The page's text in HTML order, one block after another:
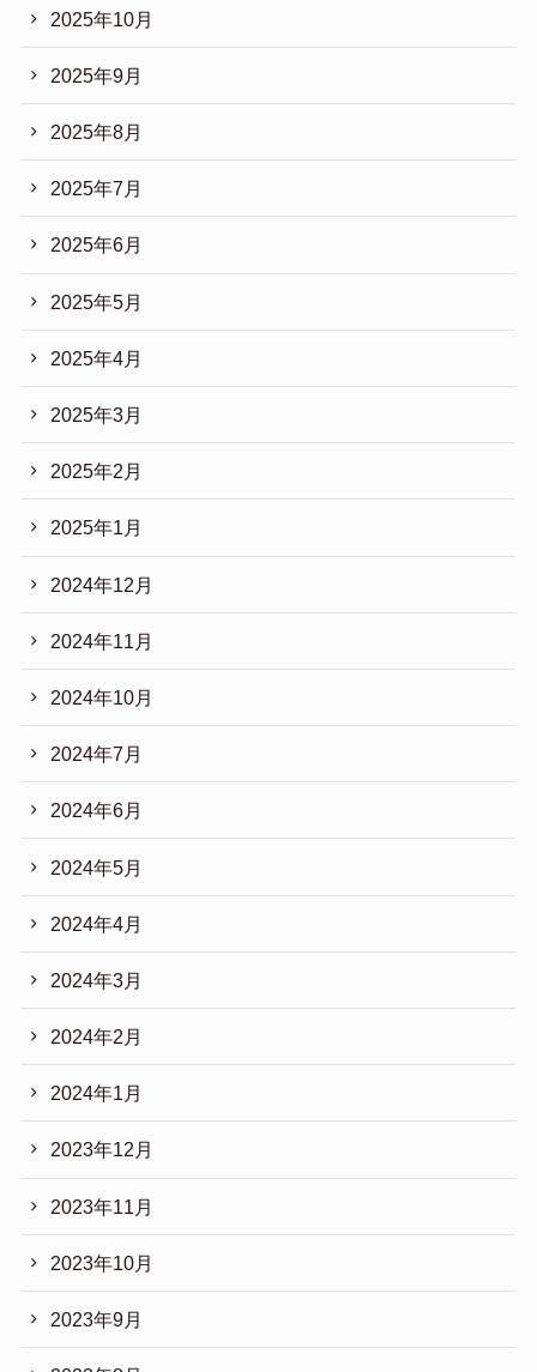
2025年10月
2025年9月
2025年8月
2025年7月
2025年6月
2025年5月
2025年4月
2025年3月
2025年2月
2025年1月
2024年12月
2024年11月
2024年10月
2024年7月
2024年6月
2024年5月
2024年4月
2024年3月
2024年2月
2024年1月
2023年12月
2023年11月
2023年10月
2023年9月